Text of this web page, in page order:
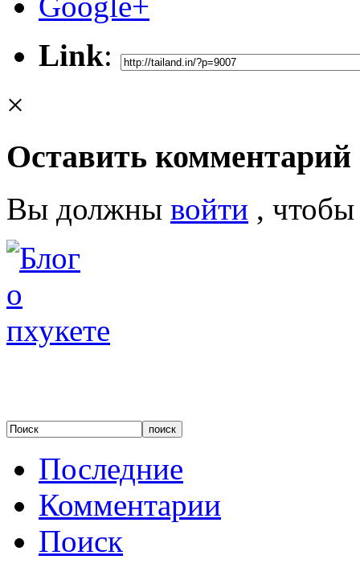
Link:
×
Оставить комментарий
Вы должны войти ,
Последние
Комментарии
Поиск